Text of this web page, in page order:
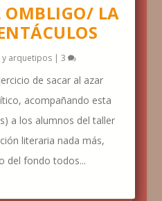
OMBLIGO/ LA
arquetipos| 3
de sacar al azar
acompañando esta
a los alumnos del taller
literaria nada más,
del fondo todos...